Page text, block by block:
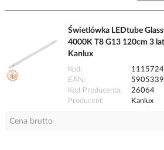
Świetlówka LEDtube
4000K T8 G13 120cm 3
Kanlux
Kod
1115724
EAN
Kod Producenta
26064
Producent
Kanlux
Cena brutto